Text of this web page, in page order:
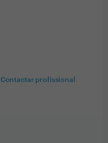
Contactar profissional